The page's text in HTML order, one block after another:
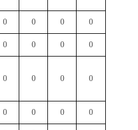
0 0 0 0
0 0 0 0
0 0 0 0
0 0 0 0